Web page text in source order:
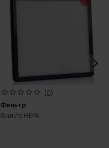
(0)
Фильтр
Фильтр HEPA